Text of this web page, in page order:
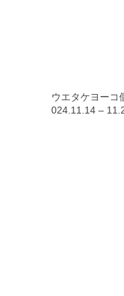
ウエタケヨーコ
024.11.14 –